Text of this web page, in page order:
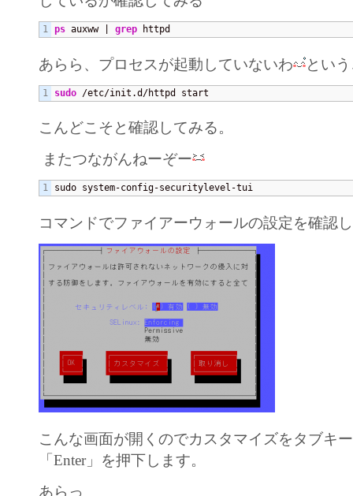
ps auxww | grep httpd
あらら、プロセスが起動していないわ とい
sudo /etc/init.d/httpd start
こんどこそと確認してみる。
またつながんねーぞー
sudo system-config-securitylevel-tui
コマンドでファイアーウォールの設定を確認
こんな画面が開くのでカスタマイズをタブキ
「Enter」を押下します。
あらっ